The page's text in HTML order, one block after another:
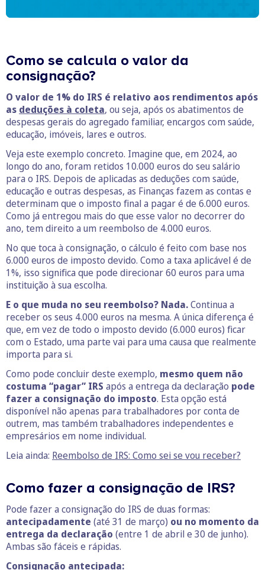
Como se calcula o valor da
consignação?
O valor de 1% do IRS é relativo aos rendimentos após
as deduções à coleta, ou seja, após os abatimentos de
despesas gerais do agregado familiar, encargos com saúde,
educação, imóveis, lares e outros.
Veja este exemplo concreto. Imagine que, em 2024, ao
longo do ano, foram retidos 10.000 euros do seu salário
para o IRS. Depois de aplicadas as deduções com saúde,
educação e outras despesas, as Finanças fazem as contas e
determinam que o imposto final a pagar é de 6.000 euros.
Como já entregou mais do que esse valor no decorrer do
ano, tem direito a um reembolso de 4.000 euros.
No que toca à consignação, o cálculo é feito com base nos
6.000 euros de imposto devido. Como a taxa aplicável é de
1%, isso significa que pode direcionar 60 euros para uma
instituição à sua escolha.
E o que muda no seu reembolso? Nada.Continua a
receber os seus 4.000 euros na mesma. A única diferença é
que, em vez de todo o imposto devido (6.000 euros) ficar
com o Estado, uma parte vai para uma causa que realmente
importa para si.
Como pode concluir deste exemplo, mesmo quem não
costuma “pagar” IRS após a entrega da declaração pode
fazer a consignação do imposto. Esta opção está
disponível não apenas para trabalhadores por conta de
outrem, mas também trabalhadores independentes e
empresários em nome individual.
Leia ainda: Reembolso de IRS: Como sei se vou receber?
Como fazer a consignação de IRS?
Pode fazer a consignação do IRS de duas formas:
antecipadamente (até 31 de março) ou no momento da
entrega da declaração (entre 1 de abril e 30 de junho).
Ambas são fáceis e rápidas.
Consignação antecipada: